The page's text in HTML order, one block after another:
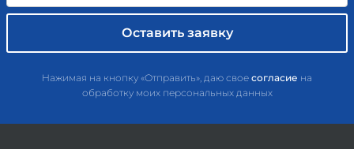
Нажимая на кнопку «Отправить», даю свое согласие на
обработку моих персональных данных